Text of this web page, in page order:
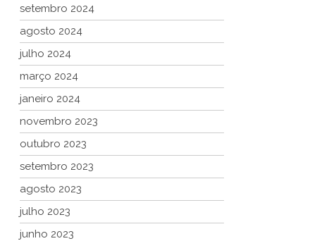
setembro 2024
agosto 2024
julho 2024
março 2024
janeiro 2024
novembro 2023
outubro 2023
setembro 2023
agosto 2023
julho 2023
junho 2023